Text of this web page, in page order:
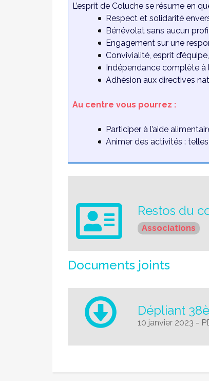
L’esprit de Coluche se résume en
Respect et solidarité
Bénévolat sans aucun
Engagement sur une
Convivialité, esprit
Indépendance complète à
Adhésion aux directives
Au centre vous pourrez :
Participer à l’aide
Animer des activités :
Restos du
Associations
Documents joints
Dépliant
10 janvier 2023 -